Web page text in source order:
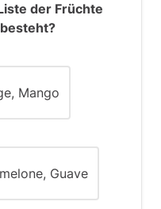
ist, dass alle
anderen
der Früchte
Mango
Guave